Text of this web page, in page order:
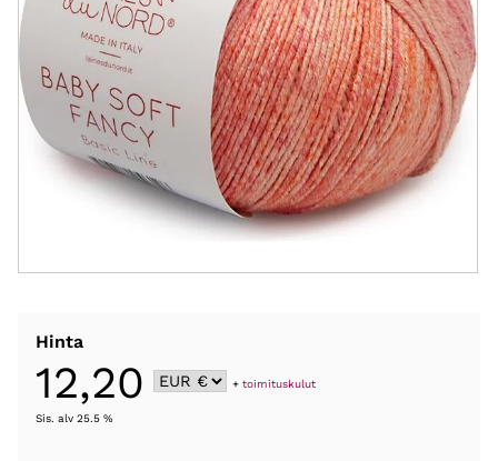
Hinta
12,20 +toimituskulut
Sis. alv 25.5 %